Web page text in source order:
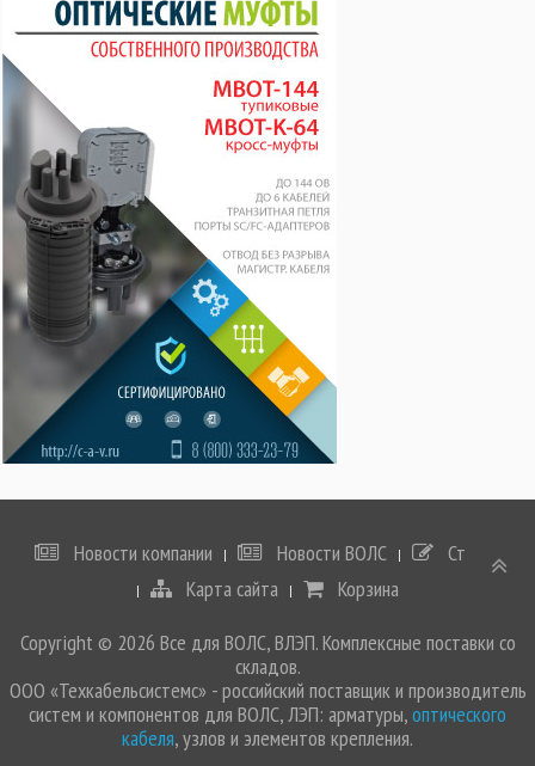
Новости компании Новости ВОЛС
Статьи
Карта сайта
Корзина
Copyright © 2026 Все для ВОЛС, ВЛЭП. Комплексные поставки со
складов.
ООО «Техкабельсистемс» - российский поставщик и производитель
систем и компонентов для ВОЛС, ЛЭП: арматуры,оптического
кабеля, узлов и элементов крепления.